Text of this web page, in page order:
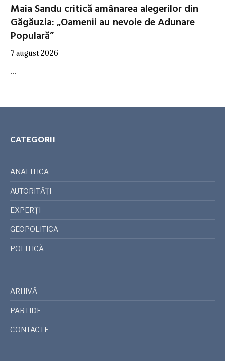
Maia Sandu critică amânarea alegerilor din
Găgăuzia: „Oamenii au nevoie de Adunare
Populară”
7 august 2026
…
CATEGORII
ANALITICA
AUTORITĂȚI
EXPERȚI
GEOPOLITICA
POLITICĂ
ARHIVĂ
PARTIDE
CONTACTE